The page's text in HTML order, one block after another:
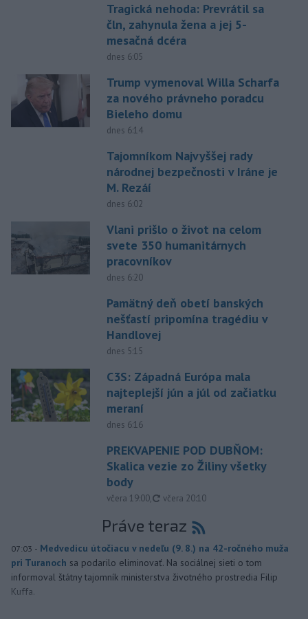
Tragická nehoda: Prevrátil sa
čln, zahynula žena a jej 5-
mesačná dcéra
dnes 6:05
Trump vymenoval Willa Scharfa
za nového právneho poradcu
Bieleho domu
dnes 6:14
Tajomníkom Najvyššej rady
národnej bezpečnosti v Iráne je
M. Rezáí
dnes 6:02
Vlani prišlo o život na celom
svete 350 humanitárnych
pracovníkov
dnes 6:20
Pamätný deň obetí banských
nešťastí pripomína tragédiu v
Handlovej
dnes 5:15
C3S: Západná Európa mala
najteplejší jún a júl od začiatku
meraní
dnes 6:16
PREKVAPENIE POD DUBŇOM:
Skalica vezie zo Žiliny všetky
body
včera 19:00, aktualizované
včera 20:10
Práve teraz
07:03 - Medvedicu útočiacu v nedeľu (9. 8.) na 42-ročného muža
pri Turanoch sa podarilo eliminovať. Na sociálnej sieti o tom
informoval štátny tajomník ministerstva životného prostredia Filip
Kuffa.